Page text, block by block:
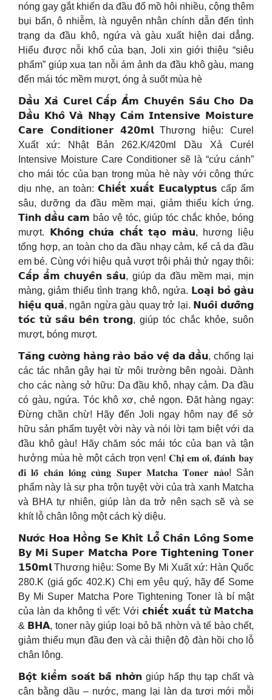
nóng gay gắt khiến da đầu đổ mồ hôi nhiều, cộng thêm
bụi bẩn, ô nhiễm, là nguyên nhân chính dẫn đến tình
trạng da đầu khô, ngứa và gàu xuất hiện dai dẳng.
Hiểu được nỗi khổ của bạn, Joli xin giới thiệu “siêu
phẩm” giúp xua tan nỗi ám ảnh da đầu khô gàu, mang
đến mái tóc mềm mượt, óng ả suốt mùa hè
𝗗𝗮̂̀𝘂 𝗫𝗮̉ 𝗖𝘂𝗿𝗲𝗹 𝗖𝗮̂́𝗽 𝗔̂̉𝗺 𝗖𝗵𝘂𝘆𝗲̂𝗻 𝗦𝗮̂𝘂 𝗖𝗵𝗼 𝗗𝗮
𝗗̄𝗮̂̀𝘂 𝗞𝗵𝗼̂ 𝗩𝗮̀ 𝗡𝗵𝗮̣𝘆 𝗖𝗮̉𝗺 𝗜𝗻𝘁𝗲𝗻𝘀𝗶𝘃𝗲 𝗠𝗼𝗶𝘀𝘁𝘂𝗿𝗲
𝗖𝗮𝗿𝗲 𝗖𝗼𝗻𝗱𝗶𝘁𝗶𝗼𝗻𝗲𝗿 𝟰𝟮𝟬𝗺𝗹 Thương hiệu: Curel
Xuất xứ: Nhật Bản 262.K/420ml Dầu Xả Curél
Intensive Moisture Care Conditioner sẽ là “cứu cánh”
cho mái tóc của bạn trong mùa hè này với công thức
dịu nhẹ, an toàn: 𝗖𝗵𝗶𝗲̂́𝘁 𝘅𝘂𝗮̂́𝘁 𝗘𝘂𝗰𝗮𝗹𝘆𝗽𝘁𝘂𝘀 cấp ẩm
sâu, dưỡng da đầu mềm mại, giảm thiểu kích ứng.
𝗧𝗶𝗻𝗵 𝗱𝗮̂̀𝘂 𝗰𝗮𝗺 bảo vệ tóc, giúp tóc chắc khỏe, bóng
mượt. 𝗞𝗵𝗼̂𝗻𝗴 𝗰𝗵𝘂̛́𝗮 𝗰𝗵𝗮̂́𝘁 𝘁𝗮̣𝗼 𝗺𝗮̀𝘂, hương liệu
tổng hợp, an toàn cho da đầu nhạy cảm, kể cả da đầu
em bé. Cùng với hiệu quả vượt trội phải thử ngay thôi:
𝗖𝗮̂́𝗽 𝗮̂̉𝗺 𝗰𝗵𝘂𝘆𝗲̂𝗻 𝘀𝗮̂𝘂, giúp da đầu mềm mại, mịn
màng, giảm thiểu tình trạng khô, ngứa. 𝗟𝗼𝗮̣𝗶 𝗯𝗼̉ 𝗴𝗮̀𝘂
𝗵𝗶𝗲̣̂𝘂 𝗾𝘂𝗮̉, ngăn ngừa gàu quay trở lại. 𝗡𝘂𝗼̂𝗶 𝗱𝘂̛𝗼̛̃𝗻𝗴
𝘁𝗼́𝗰 𝘁𝘂̛̀ 𝘀𝗮̂𝘂 𝗯𝗲̂𝗻 𝘁𝗿𝗼𝗻𝗴, giúp tóc chắc khỏe, suôn
mượt, bóng mượt.
𝗧𝗮̆𝗻𝗴 𝗰𝘂̛𝗼̛̀𝗻𝗴 𝗵𝗮̀𝗻𝗴 𝗿𝗮̀𝗼 𝗯𝗮̉𝗼 𝘃𝗲̣̂ 𝗱𝗮 𝗱̄𝗮̂̀𝘂, chống lại
các tác nhân gây hại từ môi trường bên ngoài. Dành
cho các nàng sở hữu: Da đầu khô, nhạy cảm. Da đầu
có gàu, ngứa. Tóc khô xơ, chẻ ngọn. Đặt hàng ngay:
Đừng chần chừ! Hãy đến Joli ngay hôm nay để sở
hữu sản phẩm tuyệt vời này và nói lời tạm biệt với da
đầu khô gàu! Hãy chăm sóc mái tóc của bạn và tận
hưởng mùa hè một cách trọn vẹn! 𝐂𝐡𝐢̣ 𝐞𝐦 𝐨̛𝐢, 𝐝̄𝐚́𝐧𝐡 𝐛𝐚𝐲
𝐝̄𝐢 𝐥𝐨̂̃ 𝐜𝐡𝐚̂𝐧 𝐥𝐨̂𝐧𝐠 𝐜𝐮̀𝐧𝐠 𝐒𝐮𝐩𝐞𝐫 𝐌𝐚𝐭𝐜𝐡𝐚 𝐓𝐨𝐧𝐞𝐫 𝐧𝐚̀𝐨! Sản
phẩm này là sự pha trộn tuyệt vời của trà xanh Matcha
và BHA tự nhiên, giúp làn da trở nên sạch sẽ và se
khít lỗ chân lông một cách kỳ diệu.
𝗡𝘂̛𝗼̛́𝗰 𝗛𝗼𝗮 𝗛𝗼̂̀𝗻𝗴 𝗦𝗲 𝗞𝗵𝗶́𝘁 𝗟𝗼̂̃ 𝗖𝗵𝗮̂𝗻 𝗟𝗼̂𝗻𝗴 𝗦𝗼𝗺𝗲
𝗕𝘆 𝗠𝗶 𝗦𝘂𝗽𝗲𝗿 𝗠𝗮𝘁𝗰𝗵𝗮 𝗣𝗼𝗿𝗲 𝗧𝗶𝗴𝗵𝘁𝗲𝗻𝗶𝗻𝗴 𝗧𝗼𝗻𝗲𝗿
𝟭𝟱𝟬𝗺𝗹 Thương hiệu: Some By Mi Xuất xứ: Hàn Quốc
280.K (giá gốc 402.K) Chị em yêu quý, hãy để Some
By Mi Super Matcha Pore Tightening Toner là bí mật
của làn da không tì vết: Với 𝗰𝗵𝗶𝗲̂́𝘁 𝘅𝘂𝗮̂́𝘁 𝘁𝘂̛̀ 𝗠𝗮𝘁𝗰𝗵𝗮
& 𝗕𝗛𝗔, toner này giúp loại bỏ bã nhờn và tế bào chết,
giảm thiểu mụn đầu đen và cải thiện độ đàn hồi cho lỗ
chân lông.
𝗕𝗼̣̂𝘁 𝗸𝗶𝗲̂̉𝗺 𝘀𝗼𝗮́𝘁 𝗯𝗮̃ 𝗻𝗵𝗼̛̀𝗻 giúp hấp thụ tạp chất và
cân bằng dầu – nước, mang lại làn da tươi mới mỗi